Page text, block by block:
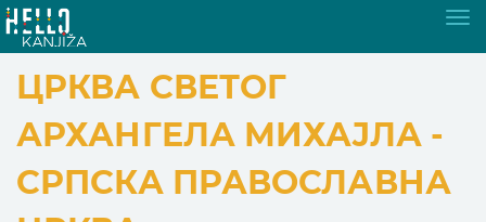
ЦРКВА СВЕТОГ
АРХАНГЕЛА МИХАЈЛА -
СРПСКА ПРАВОСЛАВНА